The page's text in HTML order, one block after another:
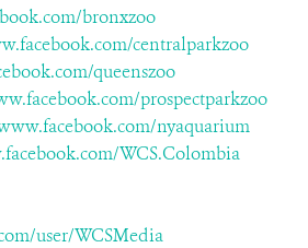
bronxzoo
centralparkzoo
queenszoo
prospectparkzoo
nyaquarium
WCS.Colombia
user/WCSMedia